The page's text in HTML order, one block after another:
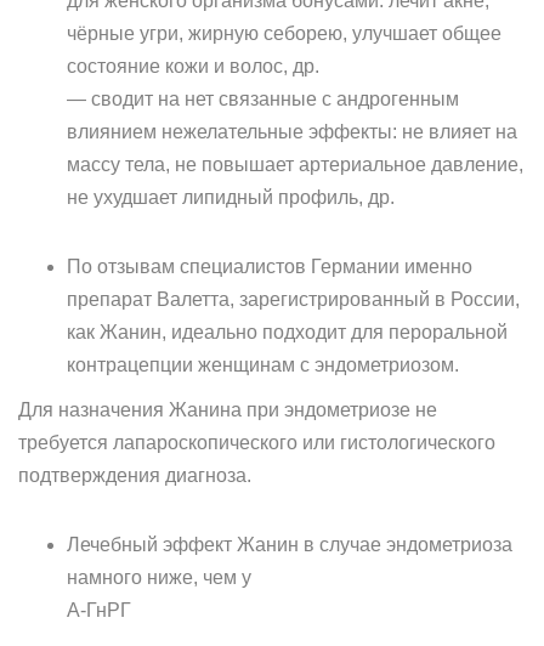
чёрные угри, жирную себорею, улучшает общее
состояние кожи и волос, др.
— сводит на нет связанные с андрогенным
влиянием нежелательные эффекты: не влияет на
массу тела, не повышает артериальное давление,
не ухудшает липидный профиль, др.
По отзывам специалистов Германии именно
препарат Валетта, зарегистрированный в России,
как Жанин, идеально подходит для пероральной
контрацепции женщинам с эндометриозом.
Для назначения Жанина при эндометриозе не
требуется лапароскопического или гистологического
подтверждения диагноза.
Лечебный эффект Жанин в случае эндометриоза
намного ниже, чем у
А-ГнРГ